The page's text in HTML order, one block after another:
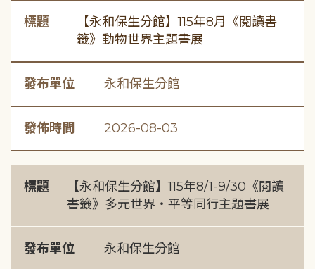
標題
【永和保生分館】115年8月《閱讀書
籤》動物世界主題書展
發布單位 永和保生分館
發佈時間 2026-08-03
標題
【永和保生分館】115年8/1-9/30《閱讀
書籤》多元世界・平等同行主題書展
發布單位 永和保生分館